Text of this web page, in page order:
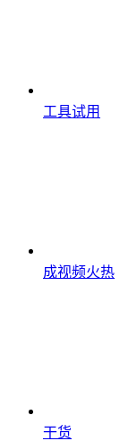
工具试用
成视频火热
干货